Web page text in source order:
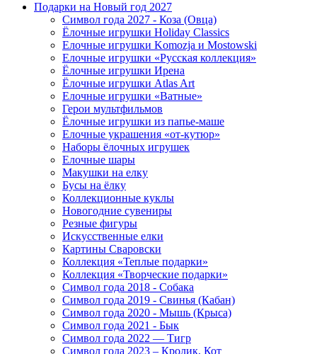
Подарки на Новый год 2027
Символ года 2027 - Коза (Овца)
Ёлочные игрушки Holiday Classics
Елочные игрушки Komozja и Mostowski
Елочные игрушки «Русская коллекция»
Ёлочные игрушки Ирена
Ёлочные игрушки Atlas Art
Елочные игрушки «Ватные»
Герои мультфильмов
Ёлочные игрушки из папье-маше
Елочные украшения «от-кутюр»
Наборы ёлочных игрушек
Елочные шары
Макушки на елку
Бусы на ёлку
Коллекционные куклы
Новогодние сувениры
Резные фигуры
Искусственные елки
Картины Сваровски
Коллекция «Теплые подарки»
Коллекция «Творческие подарки»
Символ года 2018 - Собака
Символ года 2019 - Свинья (Кабан)
Символ года 2020 - Мышь (Крыса)
Символ года 2021 - Бык
Символ года 2022 — Тигр
Символ года 2023 – Кролик, Кот